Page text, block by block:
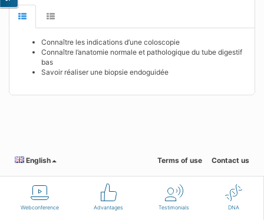
Webconference Advantages Testimonials DNA
Connaître les indications d’une coloscopie
Connaître l’anatomie normale et pathologique du tube digestif
bas
Savoir réaliser une biopsie endoguidée
English Terms of use Contact us